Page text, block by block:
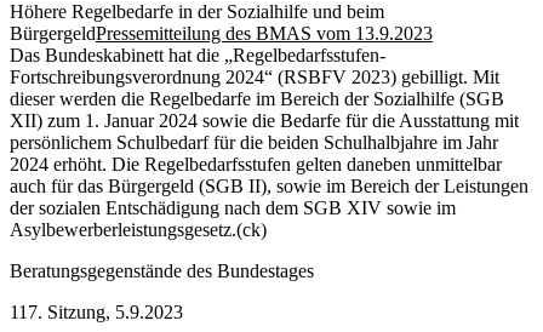
Höhere Regelbedarfe in der Sozialhilfe und beim
BürgergeldPressemitteilung des BMAS vom 13.9.2023
Das Bundeskabinett hat die „Regelbedarfsstufen-
Fortschreibungsverordnung 2024“ (RSBFV 2023) gebilligt. Mit
dieser werden die Regelbedarfe im Bereich der Sozialhilfe (SGB
XII) zum 1. Januar 2024 sowie die Bedarfe für die Ausstattung mit
persönlichem Schulbedarf für die beiden Schulhalbjahre im Jahr
2024 erhöht. Die Regelbedarfsstufen gelten daneben unmittelbar
auch für das Bürgergeld (SGB II), sowie im Bereich der Leistungen
der sozialen Entschädigung nach dem SGB XIV sowie im
Asylbewerberleistungsgesetz.(ck)
Beratungsgegenstände des Bundestages
117. Sitzung, 5.9.2023